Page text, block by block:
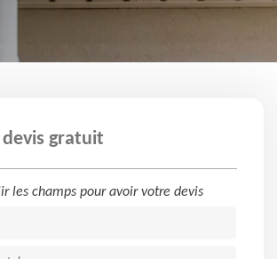
gratuit
les champs pour avoir votre devis